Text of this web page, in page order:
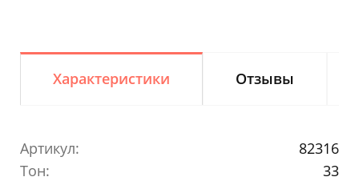
Характеристики Отзывы
Артикул:
82316
Тон:
33